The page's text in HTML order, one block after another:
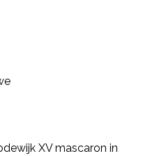
XV mascaron in